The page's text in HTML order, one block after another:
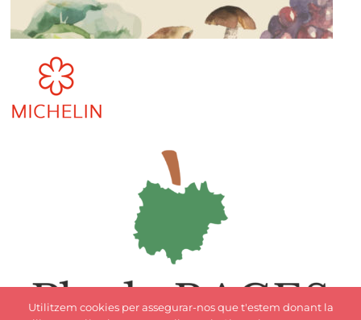
Utilitzem cookies per assegurar-nos que t'estem donant la